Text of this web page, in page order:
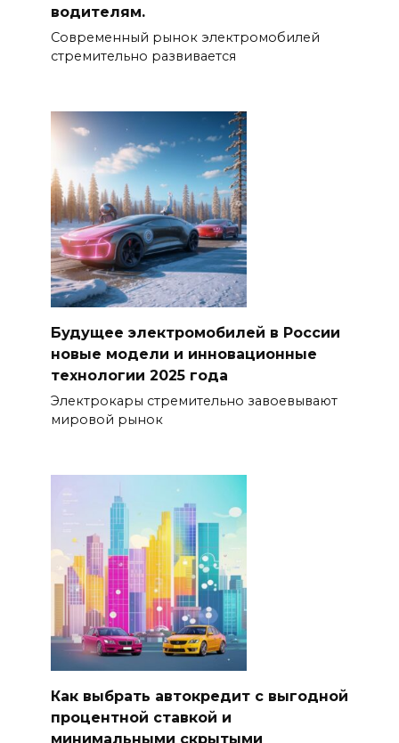
водителям.
Современный рынок электромобилей
стремительно развивается
Будущее электромобилей в России
новые модели и инновационные
технологии 2025 года
Электрокары стремительно завоевывают
мировой рынок
Как выбрать автокредит с выгодной
процентной ставкой и
минимальными скрытыми